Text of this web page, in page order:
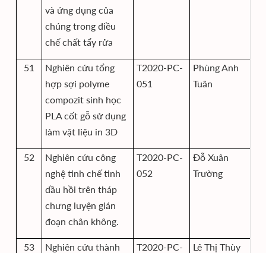
và ứng dụng của
chúng trong điều
chế chất tẩy rửa
51
Nghiên cứu tổng
hợp sợi polyme
compozit sinh học
PLA cốt gỗ sử dụng
làm vật liệu in 3D
T2020-PC-
051
Phùng Anh
Tuân
52
Nghiên cứu công
nghệ tinh chế tinh
dầu hồi trên tháp
chưng luyện gián
đoạn chân không.
T2020-PC-
052
Đỗ Xuân
Trường
53
Nghiên cứu thành
T2020-PC-
Lê Thị Thùy